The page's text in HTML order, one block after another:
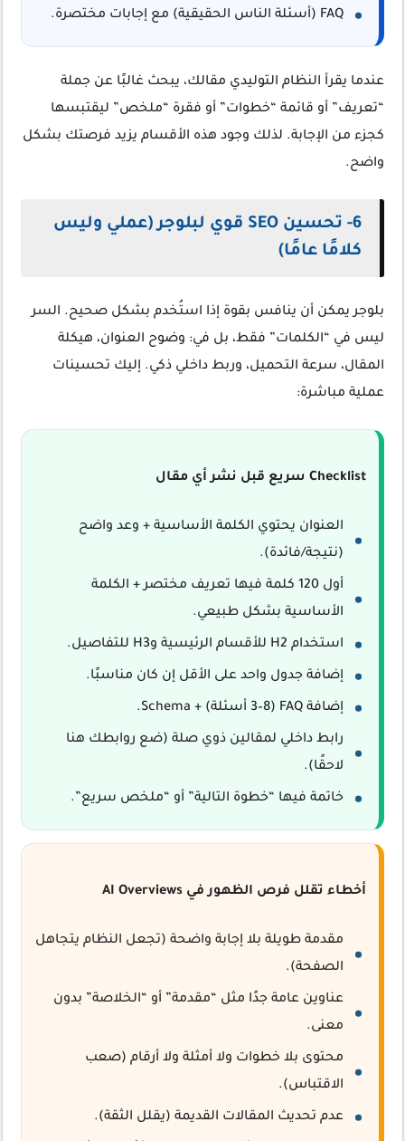
FAQ (أسئلة الناس الحقيقية) مع إجابات مختصرة.
عندما يقرأ النظام التوليدي مقالك، يبحث غالبًا عن جملة
“تعريف” أو قائمة “خطوات” أو فقرة “ملخص” ليقتبسها
كجزء من الإجابة. لذلك وجود هذه الأقسام يزيد فرصتك بشكل
واضح.
6- تحسين SEO قوي لبلوجر (عملي وليس
كلامًا عامًا)
بلوجر يمكن أن ينافس بقوة إذا استُخدم بشكل صحيح. السر
ليس في “الكلمات” فقط، بل في: وضوح العنوان، هيكلة
المقال، سرعة التحميل، وربط داخلي ذكي. إليك تحسينات
عملية مباشرة:
Checklist سريع قبل نشر أي مقال
العنوان يحتوي الكلمة الأساسية + وعد واضح
(نتيجة/فائدة).
أول 120 كلمة فيها تعريف مختصر + الكلمة
الأساسية بشكل طبيعي.
استخدام H2 للأقسام الرئيسية وH3 للتفاصيل.
إضافة جدول واحد على الأقل إن كان مناسبًا.
إضافة FAQ (3–8 أسئلة) + Schema.
رابط داخلي لمقالين ذوي صلة (ضع روابطك هنا
لاحقًا).
خاتمة فيها “خطوة التالية” أو “ملخص سريع”.
أخطاء تقلل فرص الظهور في AI Overviews
مقدمة طويلة بلا إجابة واضحة (تجعل النظام يتجاهل
الصفحة).
عناوين عامة جدًا مثل “مقدمة” أو “الخلاصة” بدون
معنى.
محتوى بلا خطوات ولا أمثلة ولا أرقام (صعب
الاقتباس).
عدم تحديث المقالات القديمة (يقلل الثقة).